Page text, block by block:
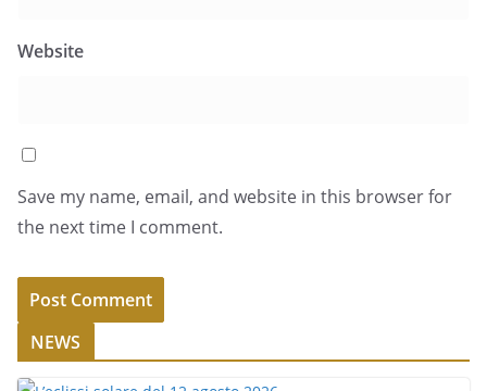
Website
Save my name, email, and website in this browser for
the next time I comment.
NEWS